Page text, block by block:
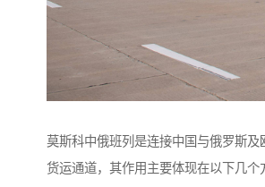
莫斯科中俄班列是连接中国与俄罗斯及
货运通道，其作用主要体现在以下几个